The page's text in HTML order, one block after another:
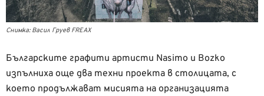
Снимка: Васил Груев FREAX
Българските графити артисти Nasimo и Bozko
изпълниха още два техни проекта в столицата, с
което продължават мисията на организацията